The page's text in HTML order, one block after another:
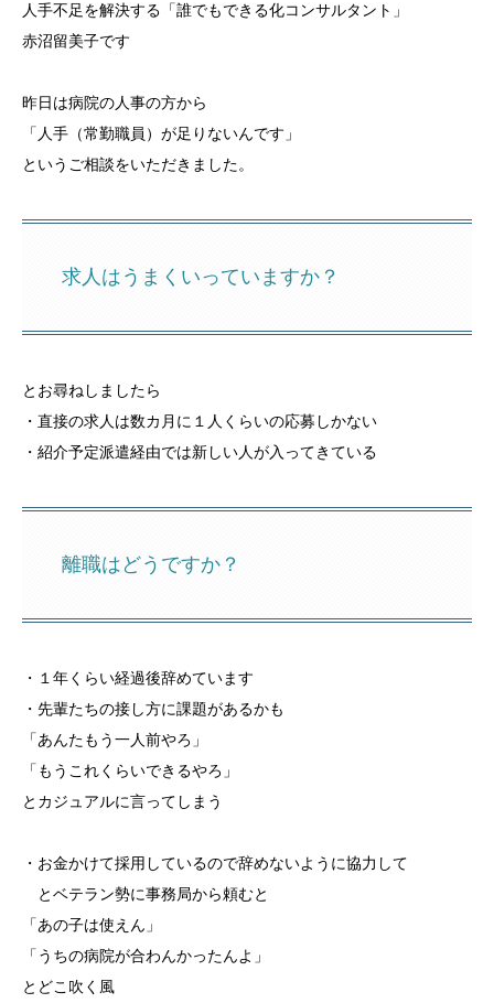
人手不足を解決する「誰でもできる化コンサルタント」
赤沼留美子です
昨日は病院の人事の方から
「人手（常勤職員）が足りないんです」
というご相談をいただきました。
求人はうまくいっていますか？
とお尋ねしましたら
・直接の求人は数カ月に１人くらいの応募しかない
・紹介予定派遣経由では新しい人が入ってきている
離職はどうですか？
・１年くらい経過後辞めています
・先輩たちの接し方に課題があるかも
「あんたもう一人前やろ」
「もうこれくらいできるやろ」
とカジュアルに言ってしまう
・お金かけて採用しているので辞めないように協力して
とベテラン勢に事務局から頼むと
「あの子は使えん」
「うちの病院が合わんかったんよ」
とどこ吹く風